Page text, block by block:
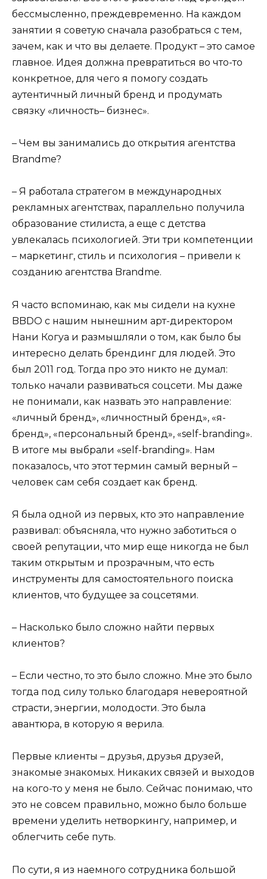
бессмысленно, преждевременно. На каждом
занятии я советую сначала разобраться с тем,
зачем, как и что вы делаете. Продукт – это самое
главное. Идея должна превратиться во что-то
конкретное, для чего я помогу создать
аутентичный личный бренд и продумать
связку «личность– бизнес».
– Чем вы занимались до открытия агентства
Brandme?
– Я работала стратегом в международных
рекламных агентствах, параллельно получила
образование стилиста, а еще с детства
увлекалась психологией. Эти три компетенции
– маркетинг, стиль и психология – привели к
созданию агентства Brandme.
Я часто вспоминаю, как мы сидели на кухне
BBDO с нашим нынешним арт-директором
Нани Когуа и размышляли о том, как было бы
интересно делать брендинг для людей. Это
был 2011 год. Тогда про это никто не думал:
только начали развиваться соцсети. Мы даже
не понимали, как назвать это направление:
«личный бренд», «личностный бренд», «я-
бренд», «персональный бренд», «self-branding».
В итоге мы выбрали «self-branding». Нам
показалось, что этот термин самый верный –
человек сам себя создает как бренд.
Я была одной из первых, кто это направление
развивал: объясняла, что нужно заботиться о
своей репутации, что мир еще никогда не был
таким открытым и прозрачным, что есть
инструменты для самостоятельного поиска
клиентов, что будущее за соцсетями.
– Насколько было сложно найти первых
клиентов?
– Если честно, то это было сложно. Мне это было
тогда под силу только благодаря невероятной
страсти, энергии, молодости. Это была
авантюра, в которую я верила.
Первые клиенты – друзья, друзья друзей,
знакомые знакомых. Никаких связей и выходов
на кого-то у меня не было. Сейчас понимаю, что
это не совсем правильно, можно было больше
времени уделить нетворкингу, например, и
облегчить себе путь.
По сути, я из наемного сотрудника большой